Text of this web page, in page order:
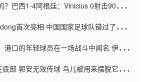
？巴西1-4阿根廷：Vinicius 0射击90分钟
首次亮相 中国国家足球队错过了世界
口的年轻球员在一场战斗中闻名 伊万放
部 郭安无效传球 鸟儿被用来摆脱它